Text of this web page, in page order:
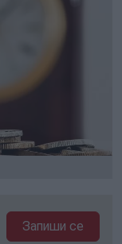
Запиши се